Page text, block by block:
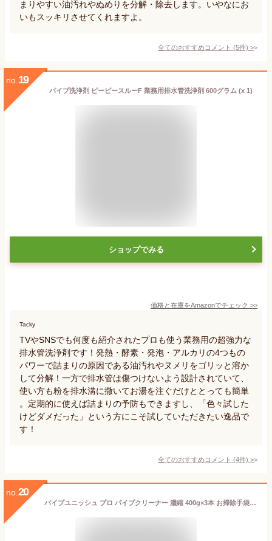
まりやすい油汚れやぬめりを分解・除去します。いやなにお
いもスッキリさせてくれますよ。
全てのおすすめコメント (5件) >
no. 19
パイプ洗浄剤 ピーピースルーF 業務用排水管洗浄剤 600グラム (x 1)
ショップでみる
価格と在庫をAmazonでチェック >>
Tacky
TVやSNSでも何度も紹介されたプロも使う業務用の超強力な
排水管洗浄剤です！発熱・酵素・発泡・アルカリの4つもの
パワーで詰まりの原因である油汚れやヌメリをゴリッと溶か
して分解！一方で排水管は傷つけないよう設計されていて、
使い方も粉を排水溝に撒いてお湯を注ぐだけととっても簡単
。定期的に使えば詰まりの予防もできますし、「色々試した
けどダメだった」という方にこそ試していただきたい逸品で
す！
全てのおすすめコメント (4件) >
no. 20
パイプユニッシュ プロ パイプクリーナー 濃縮 400g×3本 お掃除手袋つき パイプ掃除 お風呂 排水溝 排水口 洗浄 洗面台 シンク 詰まり 洗浄 大容量 まとめ買い 無香 ジェル【Amazon.co.jp 限定】